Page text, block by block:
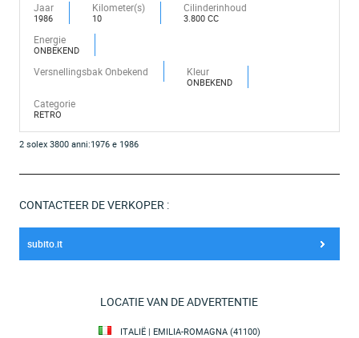
Jaar
1986
Kilometer(s)
10
Cilinderinhoud
3.800 CC
Energie
ONBEKEND
Versnellingsbak Onbekend Kleur
ONBEKEND
Categorie
RETRO
2 solex 3800 anni:1976 e 1986
CONTACTEER DE VERKOPER :
subito.it
LOCATIE VAN DE ADVERTENTIE
ITALIË | EMILIA-ROMAGNA (41100)